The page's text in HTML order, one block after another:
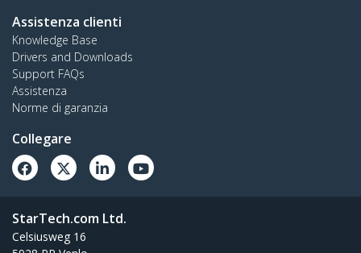
Assistenza clienti
Knowledge Base
Drivers and Downloads
Support FAQs
Assistenza
Norme di garanzia
Collegare
StarTech.com Ltd.
Celsiusweg 16